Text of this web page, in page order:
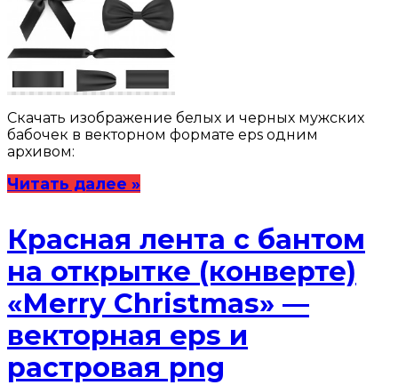
Скачать изображение белых и черных мужских
бабочек в векторном формате eps одним
архивом:
Читать далее »
Красная лента с бантом
на открытке (конверте)
«Merry Christmas» —
векторная eps и
растровая png